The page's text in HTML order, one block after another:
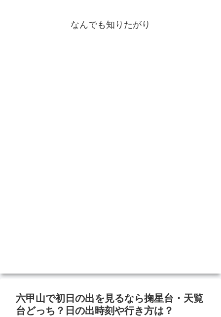
なんでも知りたがり
六甲山で初日の出を見るなら掬星台・天覧
台どっち？日の出時刻や行き方は？